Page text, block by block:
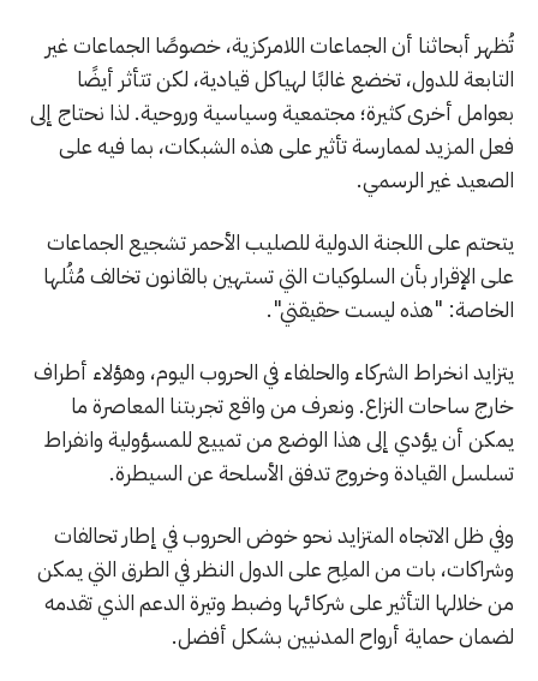
تُظهر أبحاثنا أن الجماعات اللامركزية، خصوصًا الجماعات غير
التابعة للدول، تخضع غالبًا لهياكل قيادية، لكن تتأثر أيضًا
بعوامل أخرى كثيرة؛ مجتمعية وسياسية وروحية. لذا نحتاج إلى
فعل المزيد لممارسة تأثير على هذه الشبكات، بما فيه على
الصعيد غير الرسمي.
يتحتم على اللجنة الدولية للصليب الأحمر تشجيع الجماعات
على الإقرار بأن السلوكيات التي تستهين بالقانون تخالف مُثُلها
الخاصة: "هذه ليست حقيقتي".
يتزايد انخراط الشركاء والحلفاء في الحروب اليوم، وهؤلاء أطراف
خارج ساحات النزاع. ونعرف من واقع تجربتنا المعاصرة ما
يمكن أن يؤدي إلى هذا الوضع من تمييع للمسؤولية وانفراط
تسلسل القيادة وخروج تدفق الأسلحة عن السيطرة.
وفي ظل الاتجاه المتزايد نحو خوض الحروب في إطار تحالفات
وشراكات، بات من الملِح على الدول النظر في الطرق التي يمكن
من خلالها التأثير على شركائها وضبط وتيرة الدعم الذي تقدمه
لضمان حماية أرواح المدنيين بشكل أفضل.